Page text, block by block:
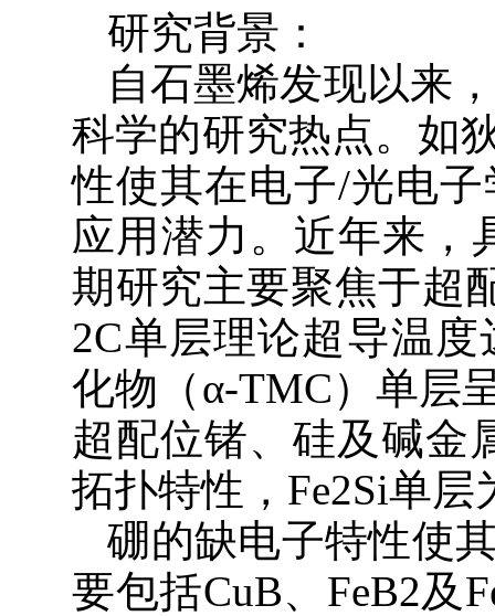
研究背景：
自石墨烯发现以来
科学的研究热点。如
性使其在电子/光电
应用潜力。近年来，
期研究主要聚焦于超
2C单层理论超导温
化物（α-TMC）单层
超配位锗、硅及碱金
拓扑特性，Fe2Si单层
硼的缺电子特性使
要包括CuB、FeB2及